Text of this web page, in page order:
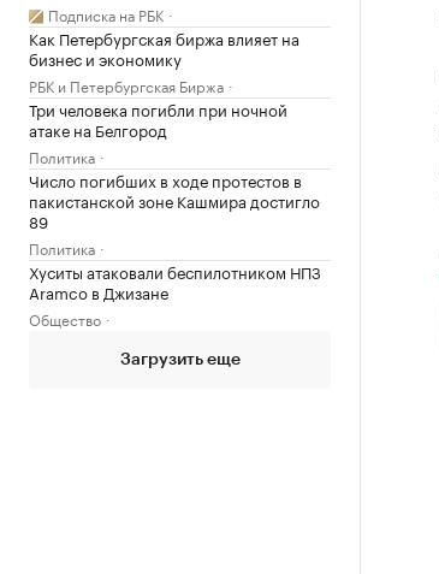
Подписка на РБК
Как Петербургская биржа влияет на
бизнес и экономику
РБК и Петербургская Биржа
Три человека погибли при ночной
атаке на Белгород
Политика
Число погибших в ходе протестов в
пакистанской зоне Кашмира достигло
89
Политика
Хуситы атаковали беспилотником НПЗ
Aramco в Джизане
Общество
Загрузить еще